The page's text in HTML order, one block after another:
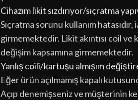
Cihazım likit sızdırıyor/sıçratma
Sıçratma sorunu kullanım
girmemektedir. Likit akıntısı coil ve
değişim kapsamına girmemektedir.
Yanlış coili/kartuşu almışım
Eğer ürün açılmamış kapalı
Açıp denemişseniz ve müşterinin